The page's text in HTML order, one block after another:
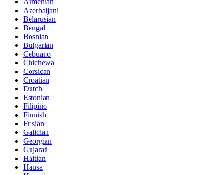
Armenian
Azerbaijani
Belarusian
Bengali
Bosnian
Bulgarian
Cebuano
Chichewa
Corsican
Croatian
Dutch
Estonian
Filipino
Finnish
Frisian
Galician
Georgian
Gujarati
Haitian
Hausa